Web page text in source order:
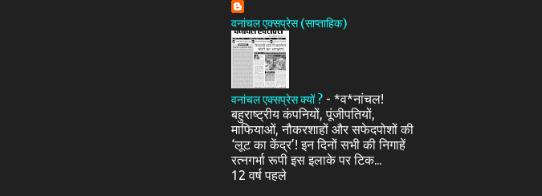
वनांचल एक्सप्रेस (साप्ताहिक)
वनांचल एक्सप्रेस क्यों ? - *व*नांचल!
बहुराष्ट्रीय कंपनियों, पूंजीपतियों,
माफियाओं, नौकरशाहों और सफेदपोशों की
‘लूट का केंद्र’! इन दिनों सभी की निगाहें
रत्नगर्भा रूपी इस इलाके पर टिक...
12 वर्ष पहले